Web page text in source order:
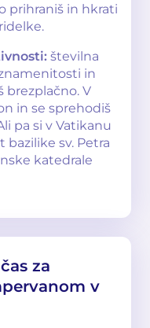
prihraniš in hkrati
številna
in
brezplačno. V
in se sprehodiš
pa si v Vatikanu
sv. Petra
katedrale
za
v